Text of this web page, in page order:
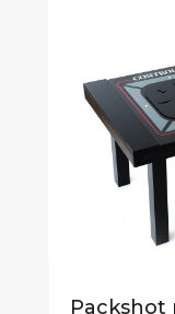
Packshot